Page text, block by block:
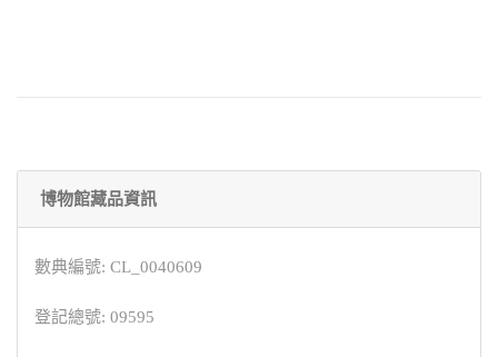
博物館藏品資訊
數典編號: CL_0040609
登記總號: 09595